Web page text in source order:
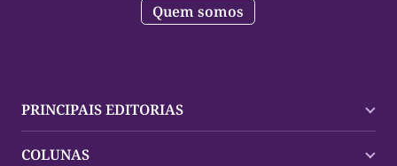
Quem somos
PRINCIPAIS EDITORIAS
Últimas Notícias
COLUNAS